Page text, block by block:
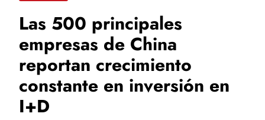
Las 500 principales
empresas de China
reportan crecimiento
constante en inversión en
I+D